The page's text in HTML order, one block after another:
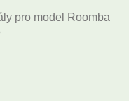
pro model Roomba